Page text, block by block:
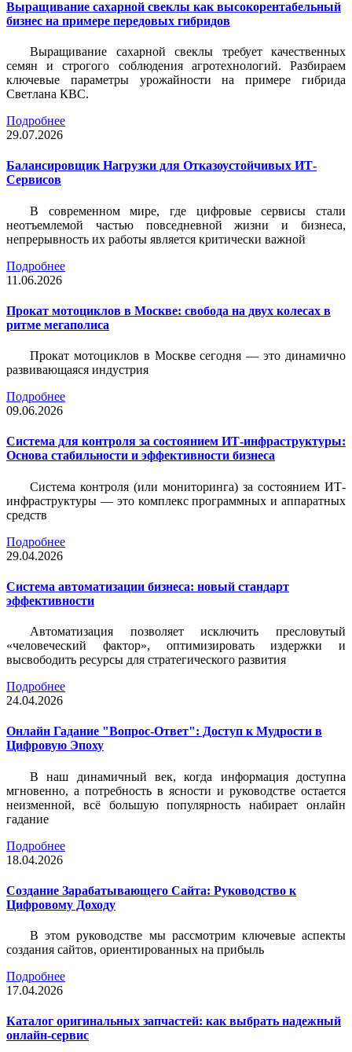
Выращивание сахарной свеклы как высокорентабельный
бизнес на примере передовых гибридов
Выращивание сахарной свеклы требует качественных
семян и строгого соблюдения агротехнологий. Разбираем
ключевые параметры урожайности на примере гибрида
Светлана КВС.
Подробнее
29.07.2026
Балансировщик Нагрузки для Отказоустойчивых ИТ-
Сервисов
В современном мире, где цифровые сервисы стали
неотъемлемой частью повседневной жизни и бизнеса,
непрерывность их работы является критически важной
Подробнее
11.06.2026
Прокат мотоциклов в Москве: свобода на двух колесах в
ритме мегаполиса
Прокат мотоциклов в Москве сегодня — это динамично
развивающаяся индустрия
Подробнее
09.06.2026
Система для контроля за состоянием ИТ-инфраструктуры:
Основа стабильности и эффективности бизнеса
Система контроля (или мониторинга) за состоянием ИТ-
инфраструктуры — это комплекс программных и аппаратных
средств
Подробнее
29.04.2026
Система автоматизации бизнеса: новый стандарт
эффективности
Автоматизация позволяет исключить пресловутый
«человеческий фактор», оптимизировать издержки и
высвободить ресурсы для стратегического развития
Подробнее
24.04.2026
Онлайн Гадание "Вопрос-Ответ": Доступ к Мудрости в
Цифровую Эпоху
В наш динамичный век, когда информация доступна
мгновенно, а потребность в ясности и руководстве остается
неизменной, всё большую популярность набирает онлайн
гадание
Подробнее
18.04.2026
Создание Зарабатывающего Сайта: Руководство к
Цифровому Доходу
В этом руководстве мы рассмотрим ключевые аспекты
создания сайтов, ориентированных на прибыль
Подробнее
17.04.2026
Каталог оригинальных запчастей: как выбрать надежный
онлайн-сервис